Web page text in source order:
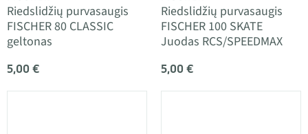
Riedslidžių purvasaugis
FISCHER 80 CLASSIC
geltonas
5,00 €
Riedslidžių purvasaugis
FISCHER 100 SKATE
Juodas RCS/SPEEDMAX
5,00 €